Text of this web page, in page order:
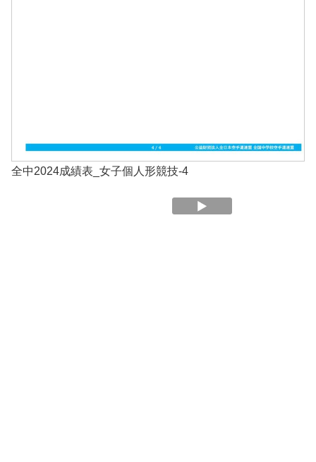
全中2024成績表_女子個人形競技-4